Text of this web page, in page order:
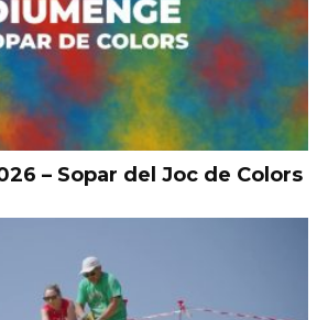
– Sopar del Joc de Colors